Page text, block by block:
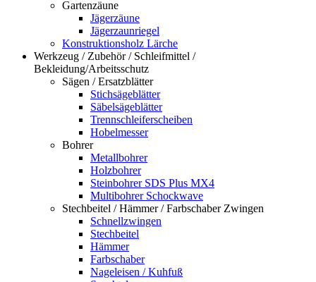
Gartenzäune
Jägerzäune
Jägerzaunriegel
Konstruktionsholz Lärche
Werkzeug / Zubehör / Schleifmittel /
Bekleidung/Arbeitsschutz
Sägen / Ersatzblätter
Stichsägeblätter
Säbelsägeblätter
Trennschleiferscheiben
Hobelmesser
Bohrer
Metallbohrer
Holzbohrer
Steinbohrer SDS Plus MX4
Multibohrer Schockwave
Stechbeitel / Hämmer / Farbschaber Zwingen
Schnellzwingen
Stechbeitel
Hämmer
Farbschaber
Nageleisen / Kuhfuß